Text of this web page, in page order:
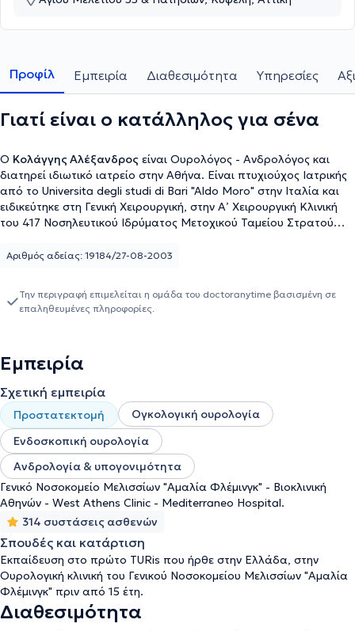
Προφίλ Εμπειρία Διαθεσιμότητα Υπηρεσίες
Γιατί είναι ο κατάλληλος για σένα
Ο Κολάγγης Αλέξανδρος είναι Ουρολόγος - Ανδρολόγος και
διατηρεί ιδιωτικό ιατρείο στην Αθήνα. Είναι πτυχιούχος Ιατρικής
από το Universita degli studi di Bari "Aldo Moro" στην Ιταλία και
ειδικεύτηκε στη Γενική Χειρουργική, στην Α’ Χειρουργική Κλινική
του 417 Νοσηλευτικού Ιδρύματος Μετοχικού Ταμείου Στρατού
Γενικού Νοσοκομείου Μελισσίων "Αμαλία Φλέμινγκ". Επιπλέον,
μετεκπαιδεύτηκε στο Ουρολογικό Υπερηχογράφημα, στο Γενικό
Κρατικό Νοσοκομείο Νίκαιας - Πειραιώς "Άγιος Παντελεήμων".
του Ιατρικού Συλλόγου Αθηνών, της Ελληνικής Ουρολογικής
International Society for Sexual Medicine και της European Society
for Sexual Medicine.
Αριθμός αδείας: 19184/27-08-2003
Την περιγραφή επιμελείται η ομάδα του doctoranytime βασισμένη σε
επαληθευμένες πληροφορίες.
Εμπειρία
Σχετική εμπειρία
Προστατεκτομή
Ογκολογική ουρολογία
Ενδοσκοπική ουρολογία
Ανδρολογία & υπογονιμότητα
Γενικό Νοσοκομείο Μελισσίων "Αμαλία Φλέμινγκ" - Βιοκλινική
Αθηνών - West Athens Clinic - Mediterraneo Hospital.
314 συστάσεις ασθενών
Σπουδές και κατάρτιση
Εκπαίδευση στο πρώτο TURis που ήρθε στην Ελλάδα, στην
Ουρολογική κλινική του Γενικού Νοσοκομείου Μελισσίων "Αμαλία
Φλέμινγκ" πριν από 15 έτη.
Διαθεσιμότητα